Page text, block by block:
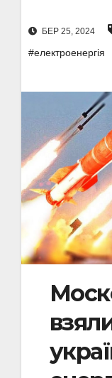
БЕР 25, 2024
#електроенергія